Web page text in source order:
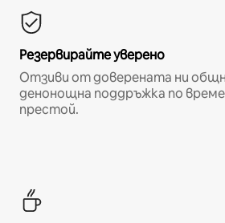
Резервирайте уверено
Отзиви от доверената ни
денонощна поддръжка по време
престой.